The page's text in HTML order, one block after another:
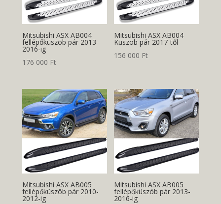
Mitsubishi ASX AB004
fellépőküszöb pár 2013-
2016-ig
176 000 Ft
Mitsubishi ASX AB004
Küszöb pár 2017-től
156 000 Ft
Mitsubishi ASX AB005
fellépőküszöb pár 2010-
2012-ig
Mitsubishi ASX AB005
fellépőküszöb pár 2013-
2016-ig